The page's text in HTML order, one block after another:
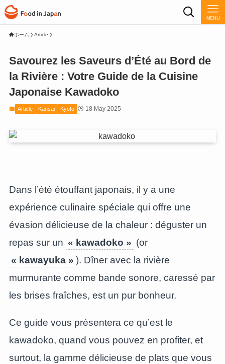
MENU
ホーム Article
Savourez les Saveurs d’Été au Bord de
la Rivière : Votre Guide de la Cuisine
Japonaise Kawadoko
Article Kansai Kyoto 18 May 2025
Dans l’été étouffant japonais, il y a une
expérience culinaire spéciale qui offre une
évasion délicieuse de la chaleur : déguster un
repas sur un « kawadoko » (or
« kawayuka » ). Dîner avec la rivière
murmurante comme bande sonore, caressé par
les brises fraîches, est un pur bonheur.
Ce guide vous présentera ce qu’est le
kawadoko, quand vous pouvez en profiter, et
surtout, la gamme délicieuse de plats que vous